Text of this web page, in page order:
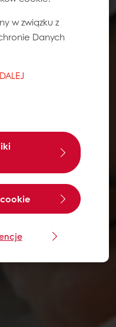
w związku z
Danych